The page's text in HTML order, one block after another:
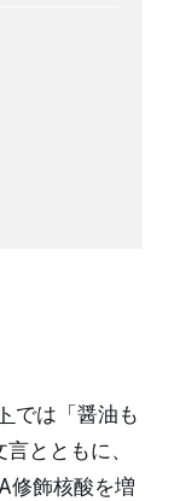
では「醤油も
とともに、
修飾核酸を増